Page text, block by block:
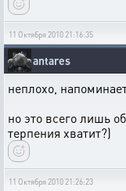
11 Октября 2010 21:16:35
antares
неплохо,
но это всего лишь
терпения хватит?)
11 Октября 2010 21:26:23